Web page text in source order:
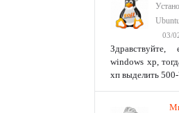
03/
windows xp,
хп выделить